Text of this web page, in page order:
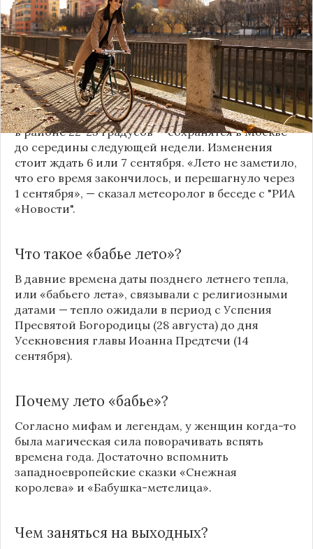
Осень началась вМосквес аномально высоких
температур. Так, 1 сентября ожидается до +28
градусов. И это более типично для июля, нежели
для начала межсезонья. В последующие дни так
жарко уже не будет, но теплая погода пока
останется с жителями столицы. Как рассказал
научный руководитель Гидрометцентра Роман
Вильфанд, типично августовские температуры —
в районе 22-25 градусов — сохранятся вМоскве
до середины следующей недели. Изменения
стоит ждать 6 или 7 сентября. «Лето не заметило,
что его время закончилось, и перешагнуло через
1 сентября», — сказал метеоролог в беседе с "РИА
«Новости".
Что такое «бабье лето»?
В давние времена даты позднего летнего тепла,
или «бабьего лета», связывали с религиозными
датами — тепло ожидали в период с Успения
Пресвятой Богородицы (28 августа) до дня
Усекновения главы Иоанна Предтечи (14
сентября).
Почему лето «бабье»?
Согласно мифам и легендам, у женщин когда-то
была магическая сила поворачивать вспять
времена года. Достаточно вспомнить
западноевропейские сказки «Снежная
королева» и «Бабушка-метелица».
Чем заняться на выходных?